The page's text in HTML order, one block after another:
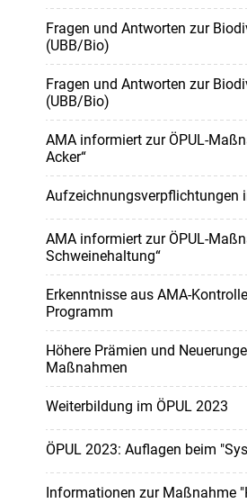
Fragen und Antworten zur
(UBB/Bio)
Fragen und Antworten zur
(UBB/Bio)
AMA informiert zur ÖPUL-
Acker“
Aufzeichnungsverpflichtungen
AMA informiert zur ÖPUL-
Schweinehaltung“
Erkenntnisse aus AMA-
Programm
Höhere Prämien und
Maßnahmen
Weiterbildung im ÖPUL 2023
ÖPUL 2023: Auflagen beim
Informationen zur Maßnahme